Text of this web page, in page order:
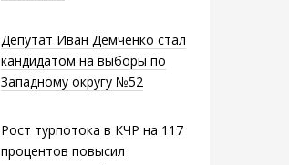
Депутат Иван Демченко стал
кандидатом на выборы по
Западному округу №52
Рост турпотока в КЧР на 117
процентов повысил